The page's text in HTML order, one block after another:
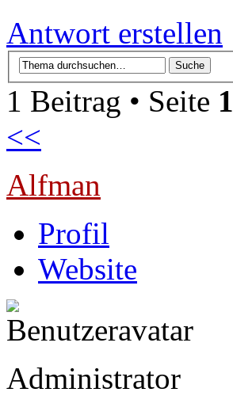
Antwort erstellen
1 Beitrag • Seite 1
<<
Alfman
Profil
Website
Administrator